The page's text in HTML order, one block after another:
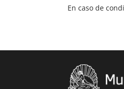
En caso de